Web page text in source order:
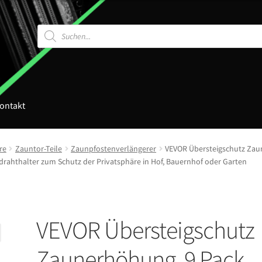
Products
search
Zauntor-Teile Zaunpfostenverlängerer
VEVOR Übersteigschutz
zum Schutz der Privatsphäre in Hof, Bauernhof oder Garten
VEVOR Übersteigschutz